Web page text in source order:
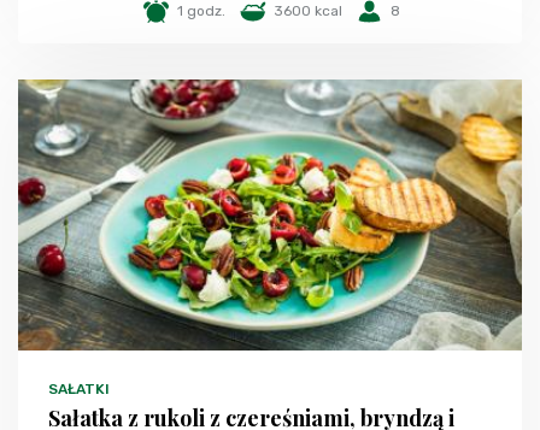
1 godz. 3600 kcal 8
SAŁATKI
Sałatka z rukoli z czereśniami, bryndzą i